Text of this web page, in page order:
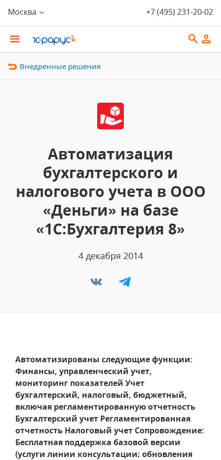
Москва +7 (495) 231-20-02
Внедрённые решения
Автоматизация
бухгалтерского и
налогового учета в ООО
«Деньги» на базе
«1С:Бухгалтерия 8»
4 декабря 2014
Автоматизированы следующие функции:
Финансы, управленческий учет,
мониторинг показателей Учет
бухгалтерский, налоговый, бюджетный,
включая регламентированную отчетность
Бухгалтерский учет Регламентированная
отчетность Налоговый учет Сопровождение:
Бесплатная поддержка базовой версии
(услуги линии консультации; обновления